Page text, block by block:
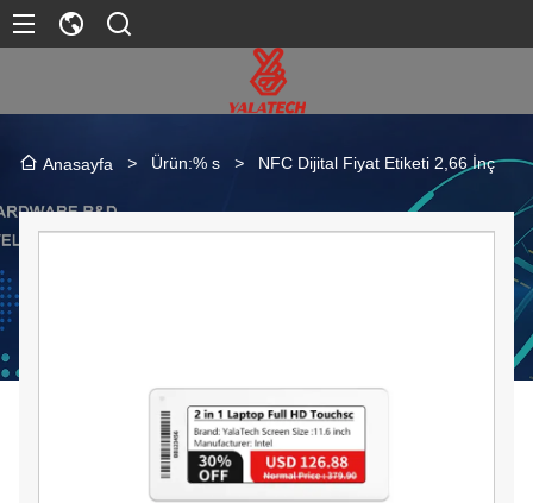
Anasayfa > Ürün:% s > NFC Dijital Fiyat Etiketi 2,66 İnç